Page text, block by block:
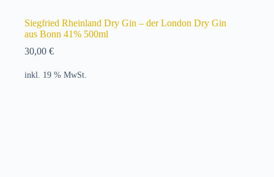
Siegfried Rheinland Dry Gin – der London Dry Gin
aus Bonn 41% 500ml
30,00 €
inkl. 19 % MwSt.